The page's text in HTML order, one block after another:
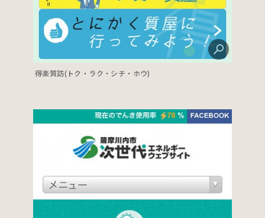
得楽質訪(トク・ラク・シチ・ホウ)